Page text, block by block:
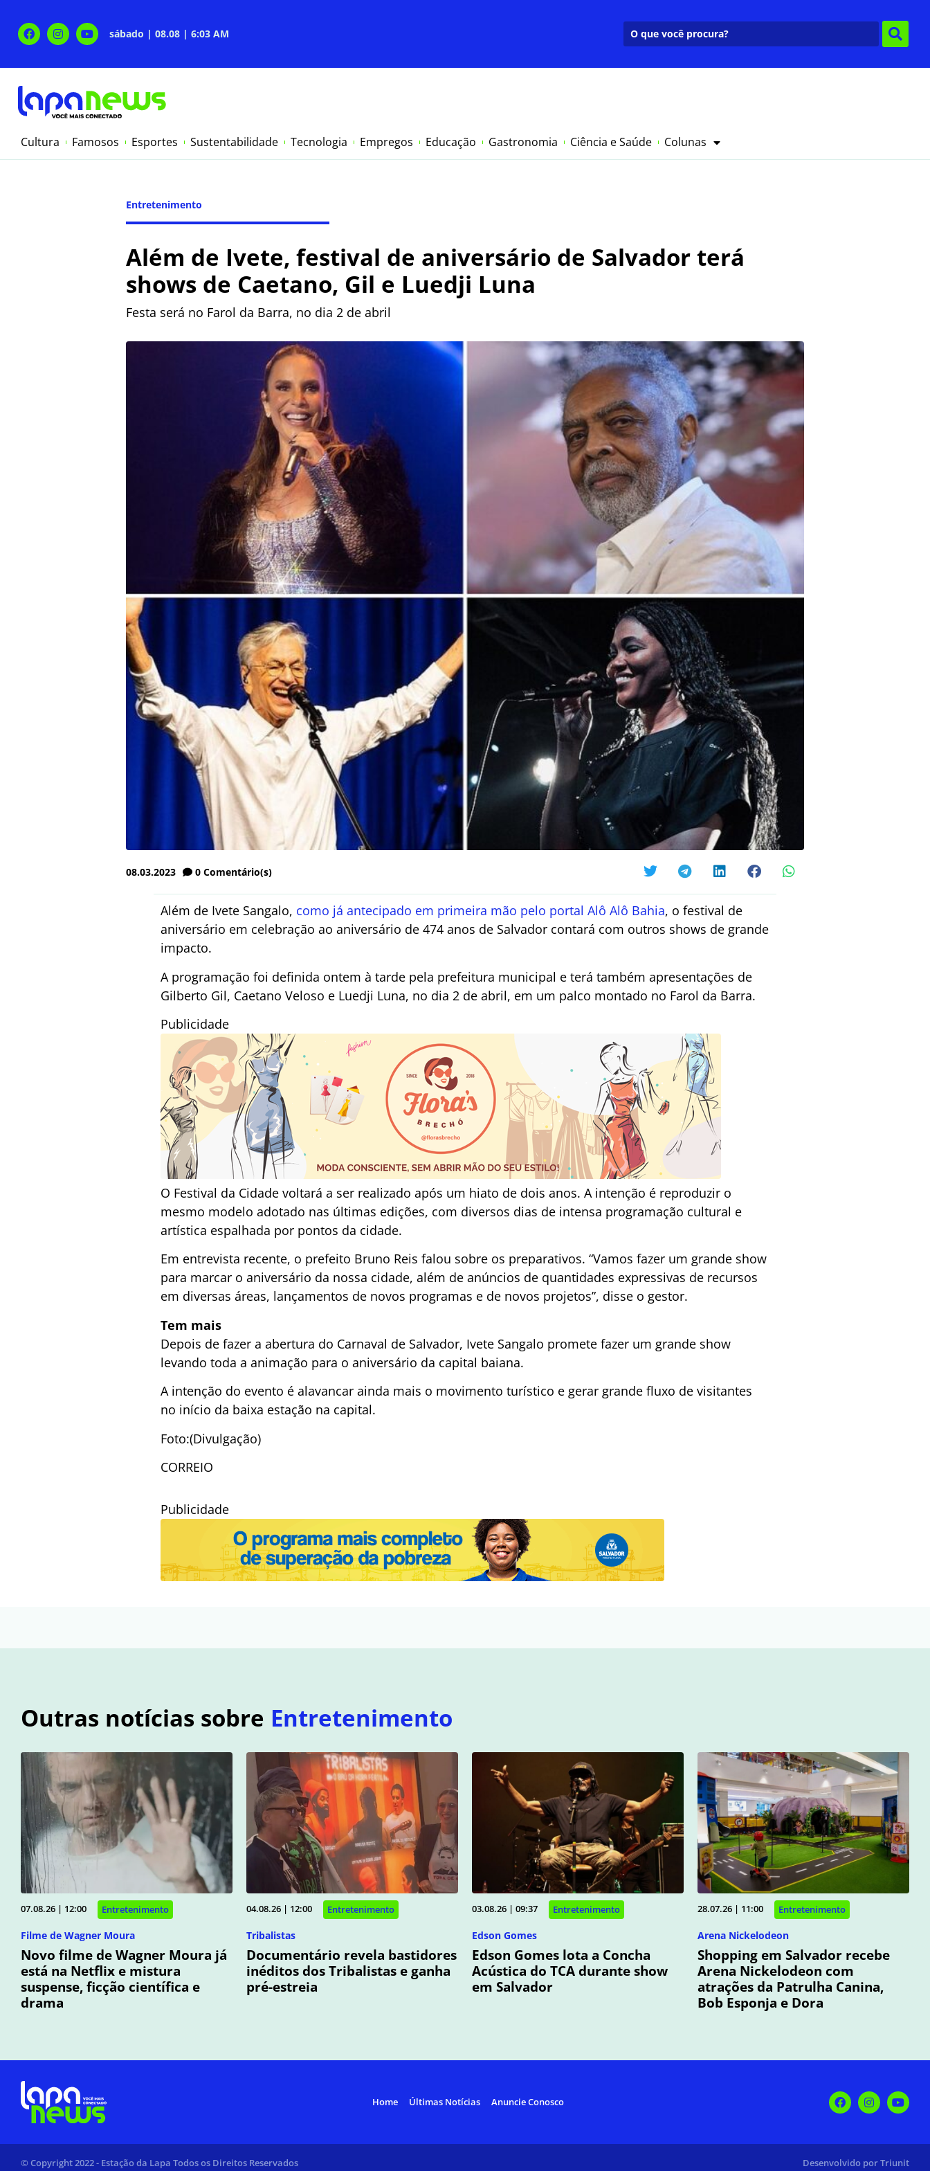
sábado | 08.08 | 6:03 AM
Cultura Famosos Esportes Sustentabilidade Tecnologia Empregos Educação Gastronomia Ciência e Saúde Colunas
Entretenimento
Além de Ivete, festival de aniversário de Salvador terá
shows de Caetano, Gil e Luedji Luna
Festa será no Farol da Barra, no dia 2 de abril
08.03.2023 0 Comentário(s)
Além de Ivete Sangalo, como já antecipado em primeira mão pelo portal Alô Alô Bahia, o festival de
aniversário em celebração ao aniversário de 474 anos de Salvador contará com outros shows de grande
impacto.
A programação foi definida ontem à tarde pela prefeitura municipal e terá também apresentações de
Gilberto Gil, Caetano Veloso e Luedji Luna, no dia 2 de abril, em um palco montado no Farol da Barra.
Publicidade
O Festival da Cidade voltará a ser realizado após um hiato de dois anos. A intenção é reproduzir o
mesmo modelo adotado nas últimas edições, com diversos dias de intensa programação cultural e
artística espalhada por pontos da cidade.
Em entrevista recente, o prefeito Bruno Reis falou sobre os preparativos. “Vamos fazer um grande show
para marcar o aniversário da nossa cidade, além de anúncios de quantidades expressivas de recursos
em diversas áreas, lançamentos de novos programas e de novos projetos”, disse o gestor.
Tem mais
Depois de fazer a abertura do Carnaval de Salvador, Ivete Sangalo promete fazer um grande show
levando toda a animação para o aniversário da capital baiana.
A intenção do evento é alavancar ainda mais o movimento turístico e gerar grande fluxo de visitantes
no início da baixa estação na capital.
Foto:(Divulgação)
CORREIO
Publicidade
Outras notícias sobre Entretenimento
07.08.26 | 12:00 Entretenimento
Filme de Wagner Moura
Novo filme de Wagner Moura já
está na Netflix e mistura
suspense, ficção científica e
drama
04.08.26 | 12:00 Entretenimento
Tribalistas
Documentário revela bastidores
inéditos dos Tribalistas e ganha
pré-estreia
03.08.26 | 09:37 Entretenimento
Edson Gomes
Edson Gomes lota a Concha
Acústica do TCA durante show
em Salvador
28.07.26 | 11:00 Entretenimento
Arena Nickelodeon
Shopping em Salvador recebe
Arena Nickelodeon com
atrações da Patrulha Canina,
Bob Esponja e Dora
Home Últimas Notícias Anuncie Conosco
© Copyright 2022 - Estação da Lapa Todos os Direitos Reservados Desenvolvido por Triunit